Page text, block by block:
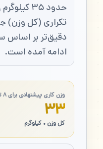
تکراری (کل وزن)
دقیق‌تر بر اساس
ادامه آمده است.
وزن کاری پیشنهادی برای ۸ تا ۱۲ تکرار
۳۳
کل وزن • کیلوگرم